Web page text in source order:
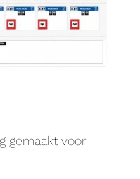
gemaakt voor